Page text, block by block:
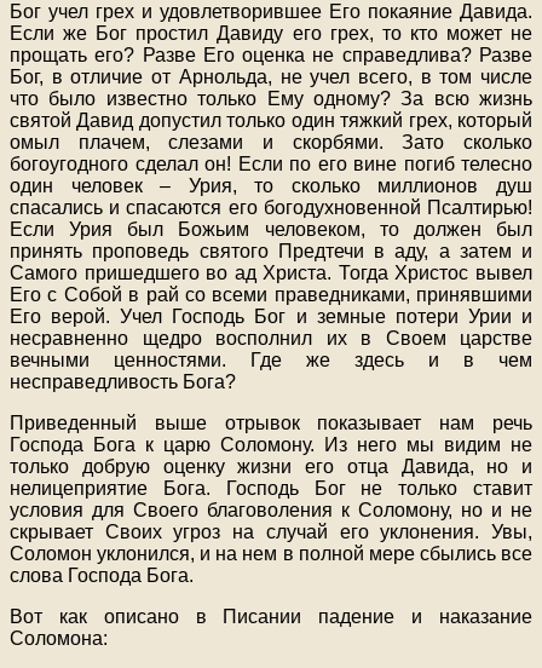
Бог учел грех и удовлетворившее Его покаяние Давида.
Если же Бог простил Давиду его грех, то кто может не
прощать его? Разве Его оценка не справедлива? Разве
Бог, в отличие от Арнольда, не учел всего, в том числе
что было известно только Ему одному? За всю жизнь
святой Давид допустил только один тяжкий грех, который
омыл плачем, слезами и скорбями. Зато сколько
богоугодного сделал он! Если по его вине погиб телесно
один человек – Урия, то сколько миллионов душ
спасались и спасаются его богодухновенной Псалтирью!
Если Урия был Божьим человеком, то должен был
принять проповедь святого Предтечи в аду, а затем и
Самого пришедшего во ад Христа. Тогда Христос вывел
Его с Собой в рай со всеми праведниками, принявшими
Его верой. Учел Господь Бог и земные потери Урии и
несравненно щедро восполнил их в Своем царстве
вечными ценностями. Где же здесь и в чем
несправедливость Бога?
Приведенный выше отрывок показывает нам речь
Господа Бога к царю Соломону. Из него мы видим не
только добрую оценку жизни его отца Давида, но и
нелицеприятие Бога. Господь Бог не только ставит
условия для Своего благоволения к Соломону, но и не
скрывает Своих угроз на случай его уклонения. Увы,
Соломон уклонился, и на нем в полной мере сбылись все
слова Господа Бога.
Вот как описано в Писании падение и наказание
Соломона: